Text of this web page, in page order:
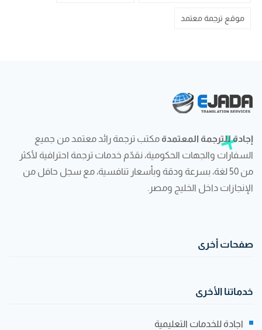
موقع ترجمة معتمد
إجادة للترجمة المعتمدة مكتب ترجمة رائد معتمد من جميع
السفارات والجهات الحكومية، نقدّم خدمات ترجمة احترافية لأكثر
من 50 لغة، بسرعة ودقة وبأسعار تنافسية، مع سجل حافل من
الإنجازات داخل الخليج ومصر.
صفحات أخرى
خدماتنا الأخرى
اجادة للخدمات التعليمية